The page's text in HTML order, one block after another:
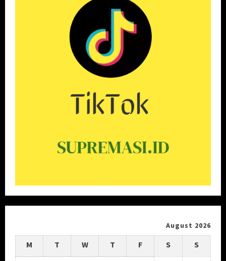
August 2026
M T W T F S S